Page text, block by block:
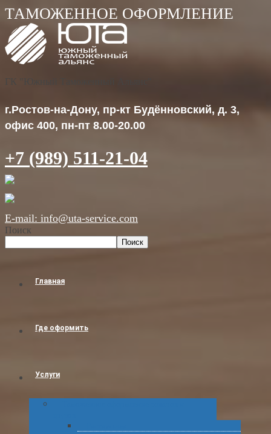
ГК "Южный Таможенный Альянс"
г.Ростов-на-Дону, пр-кт Будённовский, д. 3,
офис 400, пн-пт 8.00-20.00
+7 (989) 511-21-04
E-mail: info@uta-service.com
Поиск
Поиск
Главная
Где оформить
Услуги